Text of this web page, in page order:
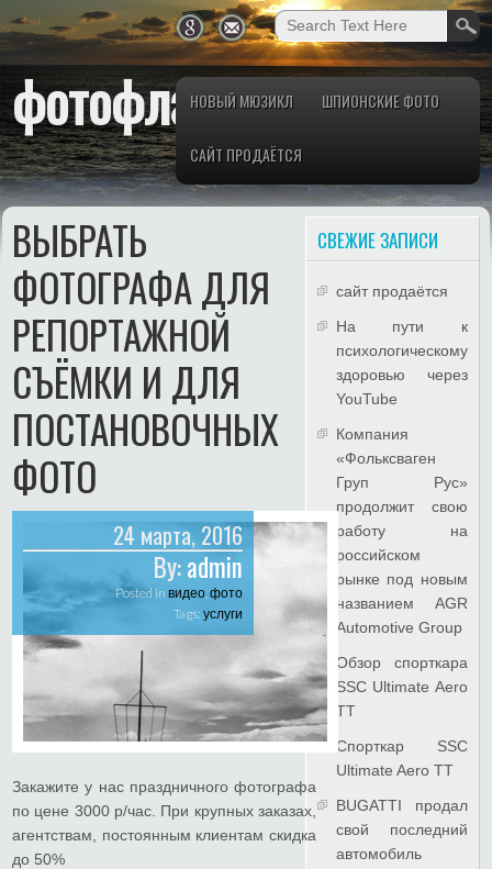
фотофлай.рф
НОВЫЙ МЮЗИКЛ ШПИОНСКИЕ ФОТО
САЙТ ПРОДАЁТСЯ
ВЫБРАТЬ
ФОТОГРАФА ДЛЯ
РЕПОРТАЖНОЙ
СЪЁМКИ И ДЛЯ
ПОСТАНОВОЧНЫХ
ФОТО
24 марта, 2016
By:admin
Posted inвидео ,фото
Tags:услуги
Закажите у нас праздничного фотографа
по цене 3000 р/час. При крупных заказах,
агентствам, постоянным клиентам скидка
до 50%
СВЕЖИЕ ЗАПИСИ
сайт продаётся
На пути к
психологическому
здоровью через
YouTube
Компания
«Фольксваген
Груп Рус»
продолжит свою
работу на
российском
рынке под новым
названием AGR
Automotive Group
Обзор спорткара
SSC Ultimate Aero
TT
Спорткар SSC
Ultimate Aero TT
BUGATTI продал
свой последний
автомобиль